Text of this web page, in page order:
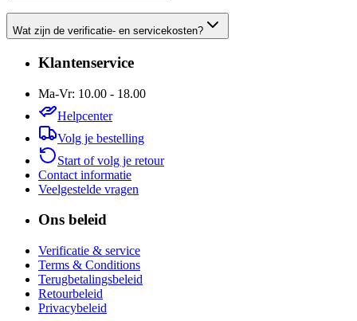
Wat zijn de verificatie- en servicekosten?
Klantenservice
Ma-Vr: 10.00 - 18.00
Helpcenter
Volg je bestelling
Start of volg je retour
Contact informatie
Veelgestelde vragen
Ons beleid
Verificatie & service
Terms & Conditions
Terugbetalingsbeleid
Retourbeleid
Privacybeleid